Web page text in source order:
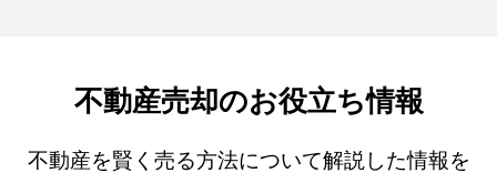
不動産売却のお役立ち情報
不動産を賢く売る方法について解説した情報を